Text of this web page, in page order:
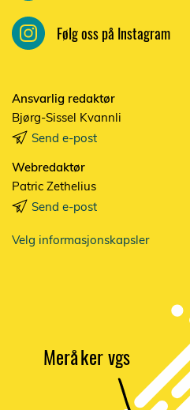
Følg oss på Instagram
Ansvarlig redaktør
Bjørg-Sissel Kvannli
Send e-post
Webredaktør
Patric Zethelius
Send e-post
Velg informasjonskapsler
Meråker vgs